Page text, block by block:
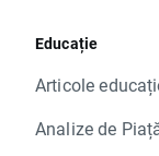
Educație
Articole
Analize de